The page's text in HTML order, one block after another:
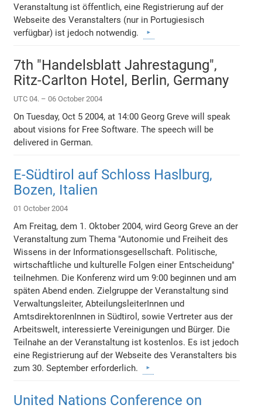
Veranstaltung ist öffentlich, eine Registrierung auf der
Webseite des Veranstalters (nur in Portugiesisch
verfügbar) ist jedoch notwendig.
7th "Handelsblatt Jahrestagung",
Ritz-Carlton Hotel, Berlin, Germany
UTC 04. – 06 October 2004
On Tuesday, Oct 5 2004, at 14:00 Georg Greve will speak
about visions for Free Software. The speech will be
delivered in German.
E-Südtirol auf Schloss Haslburg,
Bozen, Italien
01 October 2004
Am Freitag, dem 1. Oktober 2004, wird Georg Greve an der
Veranstaltung zum Thema "Autonomie und Freiheit des
Wissens in der Informationsgesellschaft. Politische,
wirtschaftliche und kulturelle Folgen einer Entscheidung"
teilnehmen. Die Konferenz wird um 9:00 beginnen und am
späten Abend enden. Zielgruppe der Veranstaltung sind
Verwaltungsleiter, AbteilungsleiterInnen und
AmtsdirektorenInnen in Südtirol, sowie Vertreter aus der
Arbeitswelt, interessierte Vereinigungen und Bürger. Die
Teilnahe an der Veranstaltung ist kostenlos. Es ist jedoch
eine Registrierung auf der Webseite des Veranstalters bis
zum 30. September erforderlich.
United Nations Conference on